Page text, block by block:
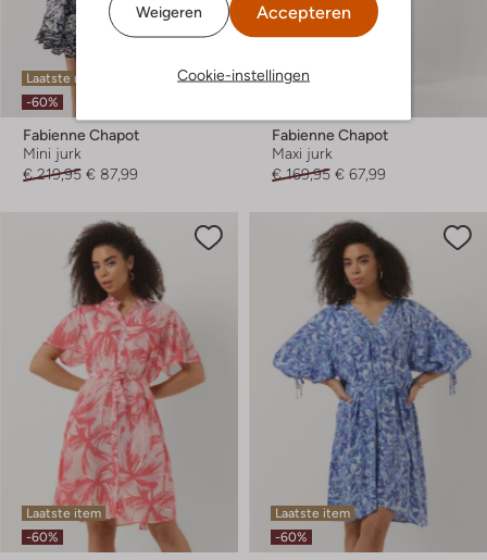
Weigeren Accepteren
Cookie-instellingen
Laatste maten
-60%
Fabienne Chapot
Mini jurk
€ 219,95 € 87,99
Laatste maten
Fabienne Chapot
Maxi jurk
€ 169,95 € 67,99
Laatste item
-60%
Laatste item
-60%